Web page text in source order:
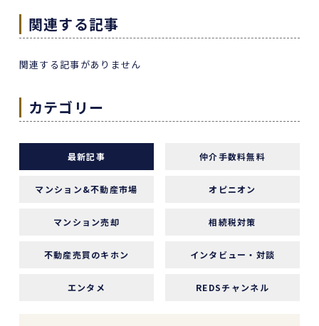
しております。
また機会があれば是非REDSを利用したいし、紹
す！
本当にありがとうございました！
中古マンションの売却でお世話になりました。
で市場動向や適正価格を丁寧に解説してくださ
関連する記事
関連する記事がありません
カテゴリー
最新記事 仲介手数料無料
マンション&不動産市場 オピニオン
マンション売却 相続税対策
不動産売買のキホン インタビュー・対談
エンタメ REDSチャンネル